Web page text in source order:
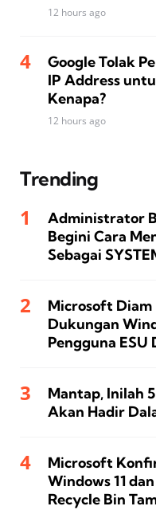
12 hours ago
Google Tolak
IP Address
Kenapa?
12 hours ago
Trending
Administrator
Begini Cara
Sebagai
Microsoft Diam
Dukungan
Pengguna ESU
Mantap, Inilah
Akan Hadir
Microsoft
Windows 11
Recycle Bin